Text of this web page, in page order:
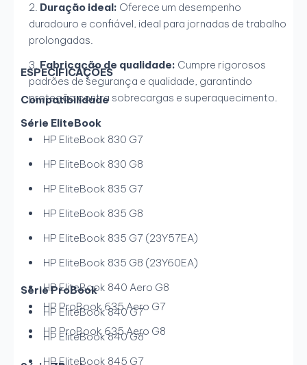
Duração ideal: Oferece um desempenho
duradouro e confiável, ideal para jornadas de trabalho
prolongadas.
Fabricação de qualidade: Cumpre rigorosos
padrões de segurança e qualidade, garantindo
proteção contra sobrecargas e superaquecimento.
ESPECIFICAÇÕES
Compatibilidade
Série EliteBook
HP EliteBook 830 G7
HP EliteBook 830 G8
HP EliteBook 835 G7
HP EliteBook 835 G8
HP EliteBook 835 G7 (23Y57EA)
HP EliteBook 835 G8 (23Y60EA)
HP EliteBook 840 Aero G8
HP EliteBook 840 G7
HP EliteBook 840 G8
HP EliteBook 845 G7
Série ProBook
HP ProBook 635 Aero G7
HP ProBook 635 Aero G8